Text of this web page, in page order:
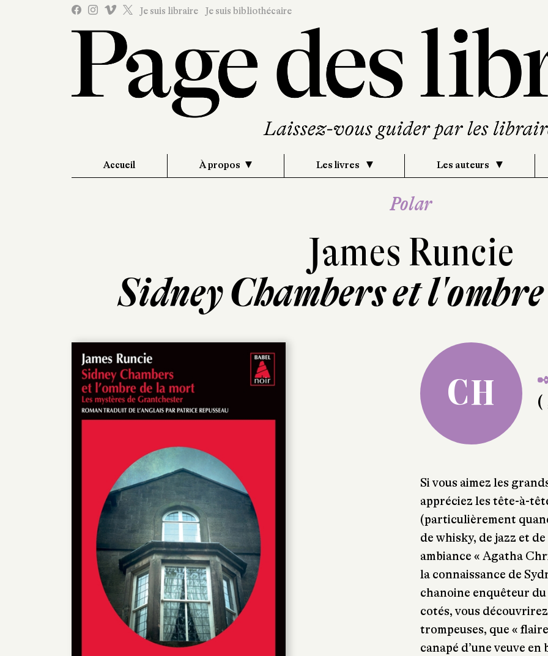
Je suis libraire Je suis bibliothécaire
Accueil À propos Les livres Les auteurs
Polar
James Runcie
Sidney Chambers et
CH
(
Si vous aimez les
appréciez les tête-à-
(particulièrement
de whisky, de jazz et
ambiance « Agatha
la connaissance de
chanoine enquêteur
cotés, vous
trompeuses, que «
canapé d’une veuve